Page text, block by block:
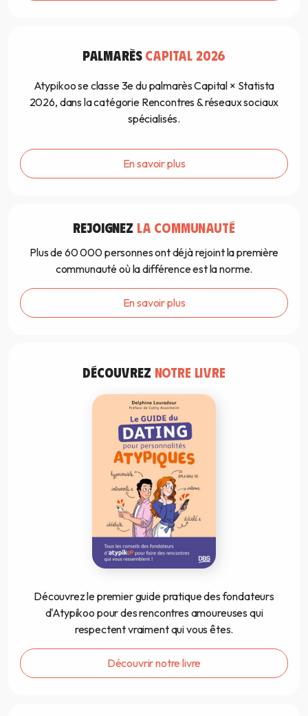
PALMARÈS CAPITAL 2026
Atypikoo se classe 3e du palmarès Capital × Statista
2026, dans la catégorie Rencontres & réseaux sociaux
spécialisés.
En savoir plus
REJOIGNEZ LA COMMUNAUTÉ
Plus de 60 000 personnes ont déjà rejoint la première
communauté où la différence est la norme.
En savoir plus
DÉCOUVREZ NOTRE LIVRE
Découvrez le premier guide pratique des fondateurs
d'Atypikoo pour des rencontres amoureuses qui
respectent vraiment qui vous êtes.
Découvrir notre livre